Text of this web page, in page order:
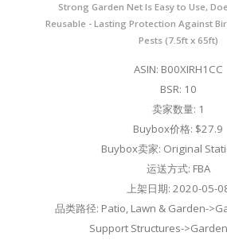
Strong Garden Net Is Easy to Use,
Reusable - Lasting Protection Against
Pests (7.5ft x 65ft)
ASIN: B00XIRH1CC
BSR: 10
卖家数量: 1
Buybox价格: $27.9
Buybox卖家: Original
运送方式: FBA
上架日期: 2020-05-
品类路径: Patio, Lawn & Garden-
Support Structures-